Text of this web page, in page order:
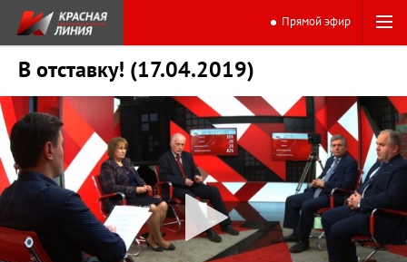
Прямой эфир
В отставку! (17.04.2019)